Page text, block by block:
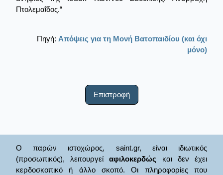
Πτολεμαΐδος.“
Πηγή: Απόψεις για τη Μονή Βατοπαιδίου (και όχι
μόνο)
Επιστροφή
Ο παρών ιστοχώρος, saint.gr, είναι ιδιωτικός
(προσωπικός), λειτουργείαφιλοκερδώς και δεν έχει
κερδοσκοπικό ή άλλο σκοπό. Οι πληροφορίες που